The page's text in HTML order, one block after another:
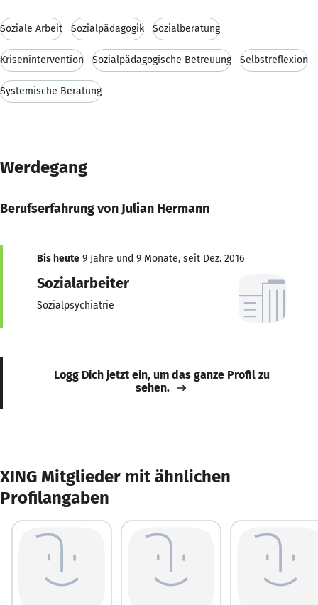
Soziale Arbeit Sozialpädagogik Sozialberatung
Krisenintervention Sozialpädagogische Betreuung Selbstreflexion
Systemische Beratung
Werdegang
Berufserfahrung von Julian Hermann
Bis heute 9 Jahre und 9 Monate, seit Dez. 2016
Sozialarbeiter
Sozialpsychiatrie
Logg Dich jetzt ein, um das ganze Profil zu
sehen.
XING Mitglieder mit ähnlichen
Profilangaben